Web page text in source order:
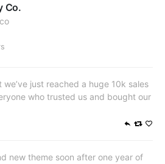
Co.
we’ve just reached a huge 10k sales
who trusted us and bought our
new theme soon after one year of